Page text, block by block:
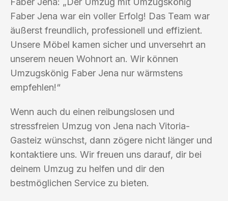
Faber Jena war ein voller Erfolg! Das Team war
äußerst freundlich, professionell und effizient.
Unsere Möbel kamen sicher und unversehrt an
unserem neuen Wohnort an. Wir können
Umzugskönig Faber Jena nur wärmstens
empfehlen!“
Wenn auch du einen reibungslosen und
stressfreien Umzug von Jena nach Vitoria-
Gasteiz wünschst, dann zögere nicht länger und
kontaktiere uns. Wir freuen uns darauf, dir bei
deinem Umzug zu helfen und dir den
bestmöglichen Service zu bieten.